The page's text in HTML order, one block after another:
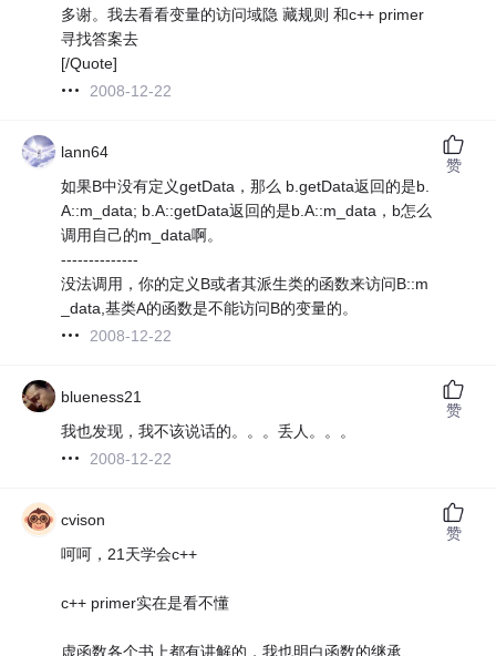
多谢。我去看看变量的访问域隐 藏规则 和c++ primer
寻找答案去
[/Quote]
2008-12-22
lann64
如果B中没有定义getData，那么 b.getData返回的是b.
A::m_data; b.A::getData返回的是b.A::m_data，b怎么
调用自己的m_data啊。
--------------
没法调用，你的定义B或者其派生类的函数来访问B::m
_data,基类A的函数是不能访问B的变量的。
2008-12-22
赞
blueness21
我也发现，我不该说话的。。。丢人。。。
2008-12-22
赞
cvison
呵呵，21天学会c++
c++ primer实在是看不懂
虚函数各个书上都有讲解的，我也明白函数的继承、
赞